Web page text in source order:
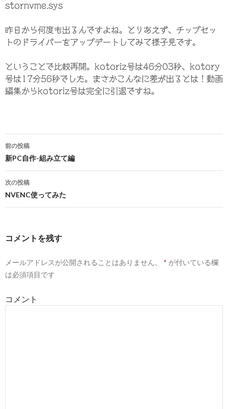
stornvme.sys
昨日から何度も出るんですよね。とりあえず、チップセッ
トのドライバーをアップデートしてみて様子見です。
ということで比較再開。kotoriz号は46分03秒、kotory
号は17分56秒でした。まさかこんなに差が出るとは！動画
編集からkotoriz号は完全に引退ですね。
投
稿
ナ
シ
ン
前の投稿
新PC自作-組み立て編
次の投稿
NVENC使ってみた
コメントを残す
メールアドレスが公開されることはありません。 * が付いている欄
は必須項目です
コメント